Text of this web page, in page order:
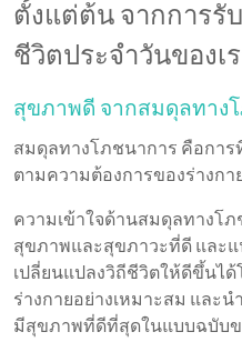
ตั้งแต่ต้น จากการรั
ชีวิตประจำวันของเ
สุขภาพดี จากสมดุลทาง
สมดุลทางโภชนาการ คือการ
ตามความต้องการของร่างก
ความเข้าใจด้านสมดุลทางโ
สุขภาพและสุขภาวะที่ดี และแ
เปลี่ยนแปลงวิถีชีวิตให้ดีขึ้นได้
ร่างกายอย่างเหมาะสม และ
มีสุขภาพที่ดีที่สุดในแบบฉบับข